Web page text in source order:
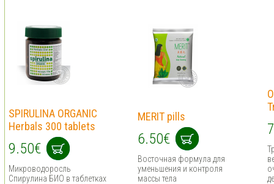
SPIRULINA ORGANIC
Herbals 300 tablets
9.50€
Микроводоросль
Спирулина БИО в таблетках
MERIT pills
6.50€
Восточная формула для
уменьшения и контроля
массы тела